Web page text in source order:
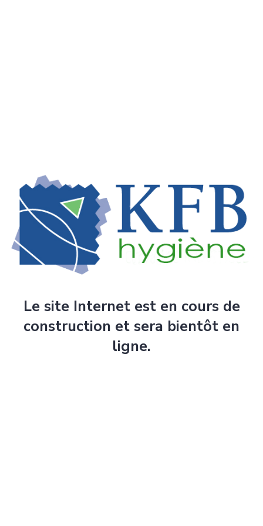
Le site Internet est en cours de
construction et sera bientôt en
ligne.